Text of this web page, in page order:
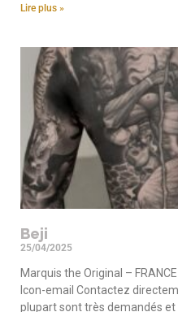
Lire plus »
Beji
25/04/2025
Marquis the Original –
Icon-email Contactez
plupart sont très demandés